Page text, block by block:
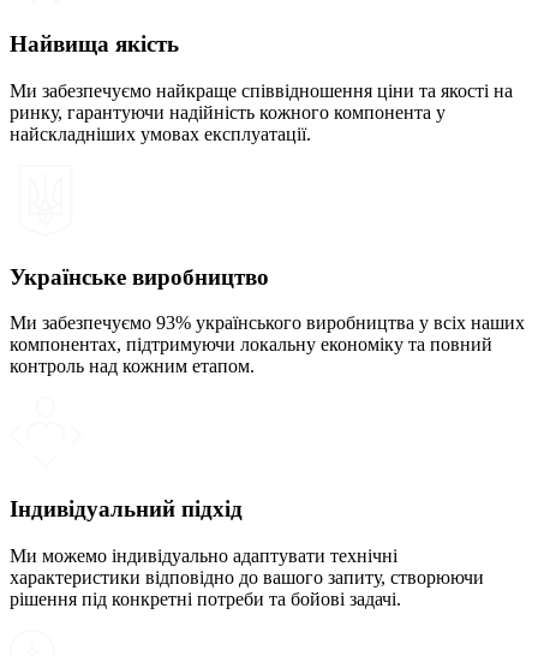
Найвища якість
Ми забезпечуємо найкраще співвідношення ціни та якості на
ринку, гарантуючи надійність кожного компонента у
найскладніших умовах експлуатації.
Українське виробництво
Ми забезпечуємо 93% українського виробництва у всіх наших
компонентах, підтримуючи локальну економіку та повний
контроль над кожним етапом.
Індивідуальний підхід
Ми можемо індивідуально адаптувати технічні
характеристики відповідно до вашого запиту, створюючи
рішення під конкретні потреби та бойові задачі.